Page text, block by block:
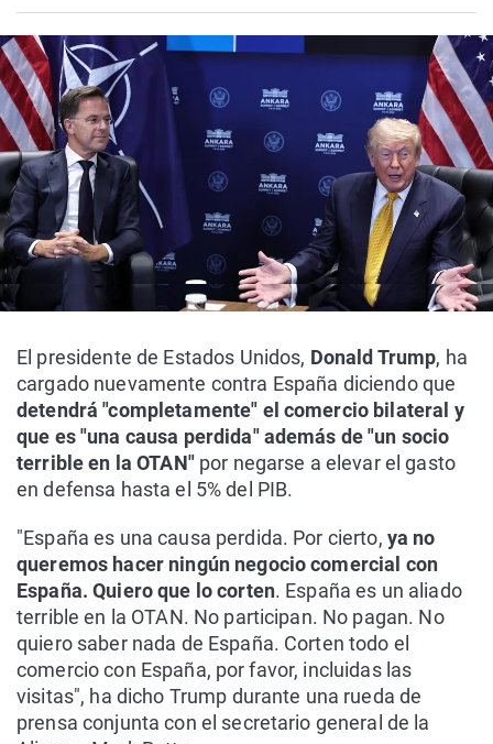
El presidente de Estados Unidos, Donald Trump, ha
cargado nuevamente contra España diciendo que
detendrá "completamente" el comercio bilateral y
que es "una causa perdida" además de "un socio
terrible en la OTAN"por negarse a elevar el gasto
en defensa hasta el 5% del PIB.
"España es una causa perdida. Por cierto, ya no
queremos hacer ningún negocio comercial con
España. Quiero que lo corten. España es un aliado
terrible en la OTAN. No participan. No pagan. No
quiero saber nada de España. Corten todo el
comercio con España, por favor, incluidas las
visitas", ha dicho Trump durante una rueda de
prensa conjunta con el secretario general de la